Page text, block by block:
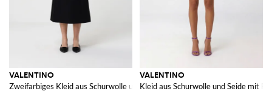
VALENTINO
Zweifarbiges Kleid aus Schurwolle und Seide
VALENTINO
Kleid aus Schurwolle und Seide mit